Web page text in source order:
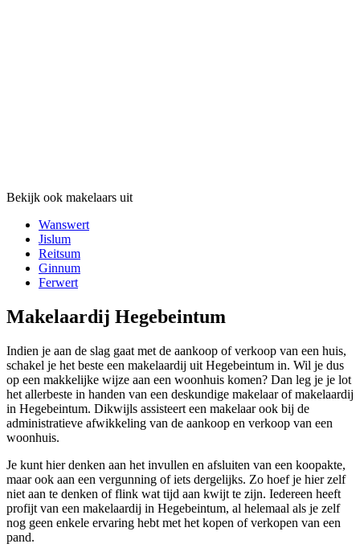
Bekijk ook makelaars uit
Wanswert
Jislum
Reitsum
Ginnum
Ferwert
Makelaardij Hegebeintum
Indien je aan de slag gaat met de aankoop of verkoop van een huis,
schakel je het beste een makelaardij uit Hegebeintum in. Wil je dus
op een makkelijke wijze aan een woonhuis komen? Dan leg je je lot
het allerbeste in handen van een deskundige makelaar of makelaardij
in Hegebeintum. Dikwijls assisteert een makelaar ook bij de
administratieve afwikkeling van de aankoop en verkoop van een
woonhuis.
Je kunt hier denken aan het invullen en afsluiten van een koopakte,
maar ook aan een vergunning of iets dergelijks. Zo hoef je hier zelf
niet aan te denken of flink wat tijd aan kwijt te zijn. Iedereen heeft
profijt van een makelaardij in Hegebeintum, al helemaal als je zelf
nog geen enkele ervaring hebt met het kopen of verkopen van een
pand.